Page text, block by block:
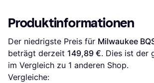
Produktinformationen
Der niedrigste Preis für Milwaukee
beträgt derzeit 149,89 €. Dies ist der
im Vergleich zu 1 anderen Shop.
Vergleiche: